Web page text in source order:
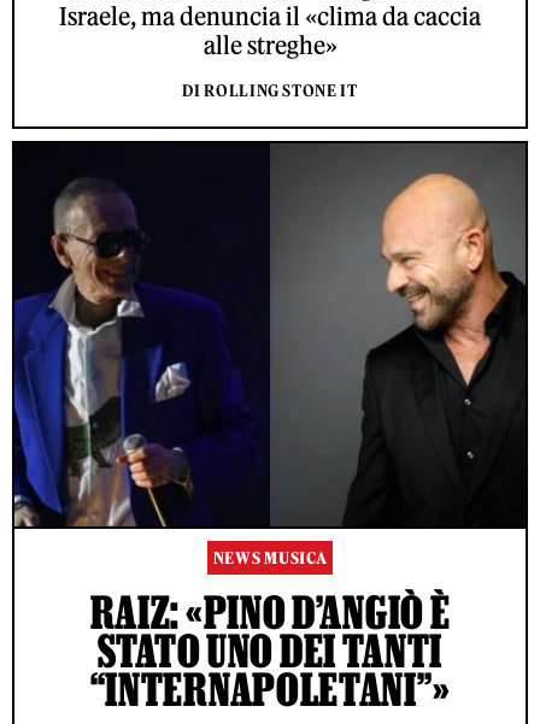
Israele, ma denuncia il «clima da caccia
alle streghe»
DI ROLLING STONE IT
NEWS MUSICA
RAIZ: «PINO D’ANGIÒ È
STATO UNO DEI TANTI
“INTERNAPOLETANI”»